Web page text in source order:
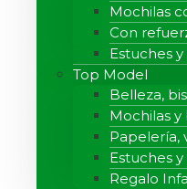
Mochilas
Con
Estuches
Top Model
Belleza,
Mochilas y
Papelería,
Estuches y
Regalo